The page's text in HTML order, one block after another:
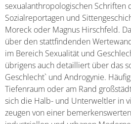
sexualanthropologischen Schriften
Sozialreportagen und
Moreck oder Magnus Hirschfeld.
über den stattfindenden
im Bereich Sexualität und
übrigens auch detailliert über das
Geschlecht` und Androgynie.
Tiefenraum oder am Rand
sich die Halb- und Unterweltler in
zeugen von einer